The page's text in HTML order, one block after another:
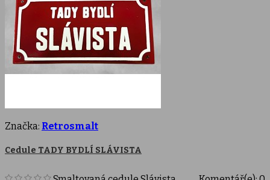
Značka: Retrosmalt
Cedule TADY BYDLÍ SLÁVISTA